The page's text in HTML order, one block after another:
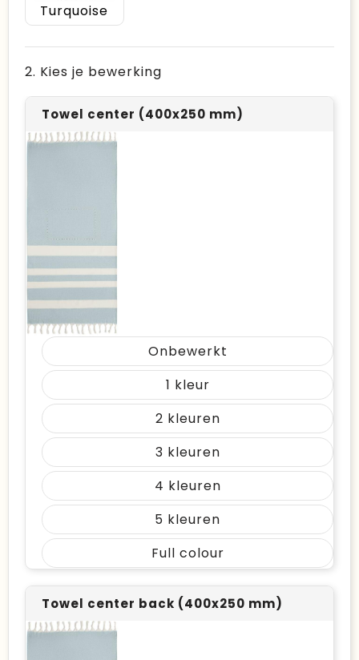
Turquoise
2. Kies je bewerking
Towel center (400x250 mm)
Onbewerkt
1
2
3
4
5
Full colour
Towel center back (400x250 mm)